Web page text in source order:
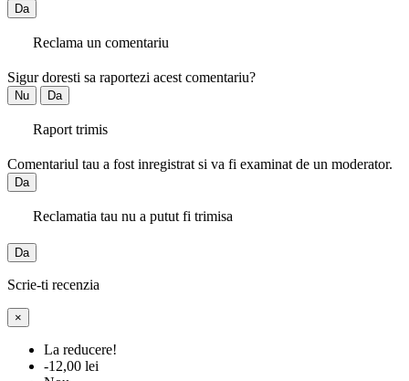
Da
Reclama un comentariu
Sigur doresti sa raportezi acest comentariu?
Nu Da
Raport trimis
Comentariul tau a fost inregistrat si va fi examinat de un moderator.
Da
Reclamatia tau nu a putut fi trimisa
Da
Scrie-ti recenzia
×
La reducere!
-12,00 lei